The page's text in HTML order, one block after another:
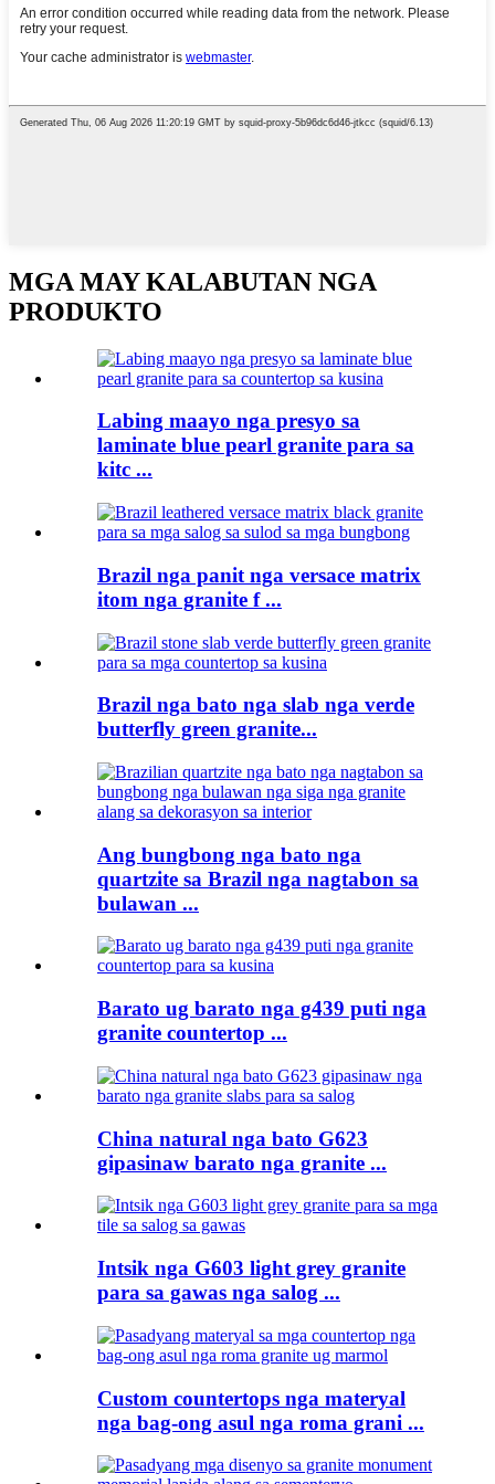
MGA MAY KALABUTAN NGA
PRODUKTO
Labing maayo nga presyo sa
laminate blue pearl granite para sa
kitc ...
Brazil nga panit nga versace matrix
itom nga granite f ...
Brazil nga bato nga slab nga verde
butterfly green granite...
Ang bungbong nga bato nga
quartzite sa Brazil nga nagtabon sa
bulawan ...
Barato ug barato nga g439 puti nga
granite countertop ...
China natural nga bato G623
gipasinaw barato nga granite ...
Intsik nga G603 light grey granite
para sa gawas nga salog ...
Custom countertops nga materyal
nga bag-ong asul nga roma grani ...